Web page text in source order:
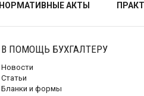
НОРМАТИВНЫЕ АКТЫ
В ПОМОЩЬ БУХГАЛТЕРУ
Новости
Статьи
Бланки и формы